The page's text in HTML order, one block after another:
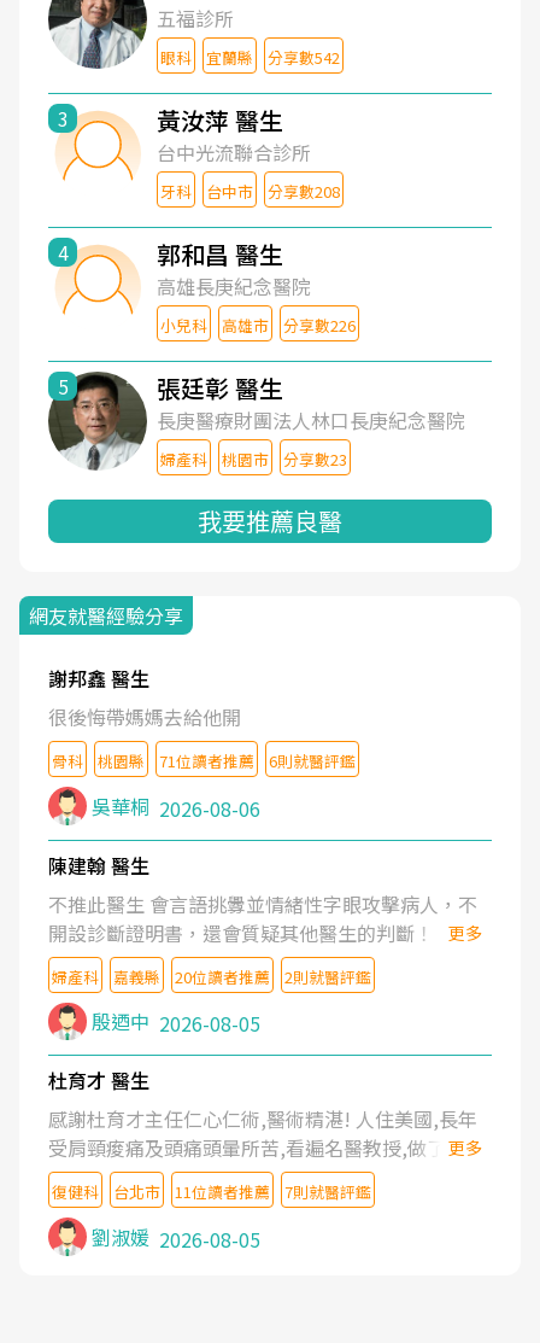
五福診所
眼科 宜蘭縣 分享數542
3 黃汝萍 醫生
台中光流聯合診所
牙科 台中市 分享數208
4 郭和昌 醫生
高雄長庚紀念醫院
小兒科 高雄市 分享數226
5 張廷彰 醫生
長庚醫療財團法人林口長庚紀念醫院
婦產科 桃園市 分享數23
我要推薦良醫
網友就醫經驗分享
謝邦鑫 醫生
很後悔帶媽媽去給他開
骨科 桃園縣 71位讀者推薦 6則就醫評鑑
吳華桐 2026-08-06
陳建翰 醫生
不推此醫生 會言語挑釁並情緒性字眼攻擊病人，不
開設診斷證明書，還會質疑其他醫生的判斷！
更多
婦產科 嘉義縣 20位讀者推薦 2則就醫評鑑
殷迺中 2026-08-05
杜育才 醫生
感謝杜育才主任仁心仁術,醫術精湛! 人住美國,長年
受肩頸痠痛及頭痛頭暈所苦,看遍名醫教授,做了各種
檢查,也嘗試過西醫打針,中醫針灸及物理徒手治療都
沒有用,後來連吃到嗎啡類止痛藥都效果有限,只是壓
症狀,沒多久就痛起來,多年失眠嚴重影響生活品質.
台灣親友介紹忠孝醫院杜育才主任是頸頭症候群專
更多
復健科 台北市 11位讀者推薦 7則就醫評鑑
劉淑媛 2026-08-05